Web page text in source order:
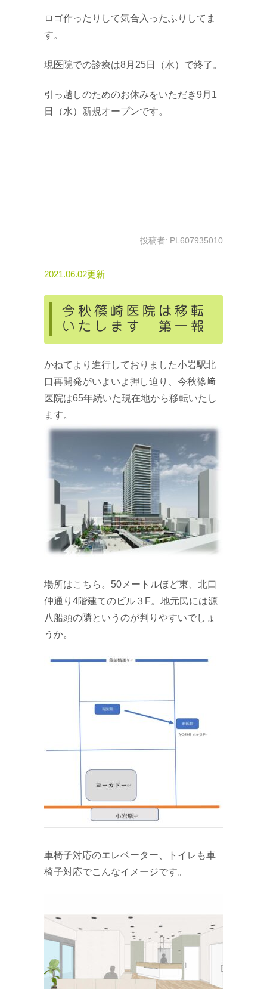
ロゴ作ったりして気合入ったふりしてま
す。
現医院での診療は8月25日（水）で終了。
引っ越しのためのお休みをいただき9月1
日（水）新規オープンです。
投稿者: PL607935010
2021.06.02更新
今秋篠崎医院は移転
いたします 第一報
かねてより進行しておりました小岩駅北
口再開発がいよいよ押し迫り、今秋篠﨑
医院は65年続いた現在地から移転いたし
ます。
場所はこちら。50メートルほど東、北口
仲通り4階建てのビル３F。地元民には源
八船頭の隣というのが判りやすいでしょ
うか。
車椅子対応のエレベーター、トイレも車
椅子対応でこんなイメージです。